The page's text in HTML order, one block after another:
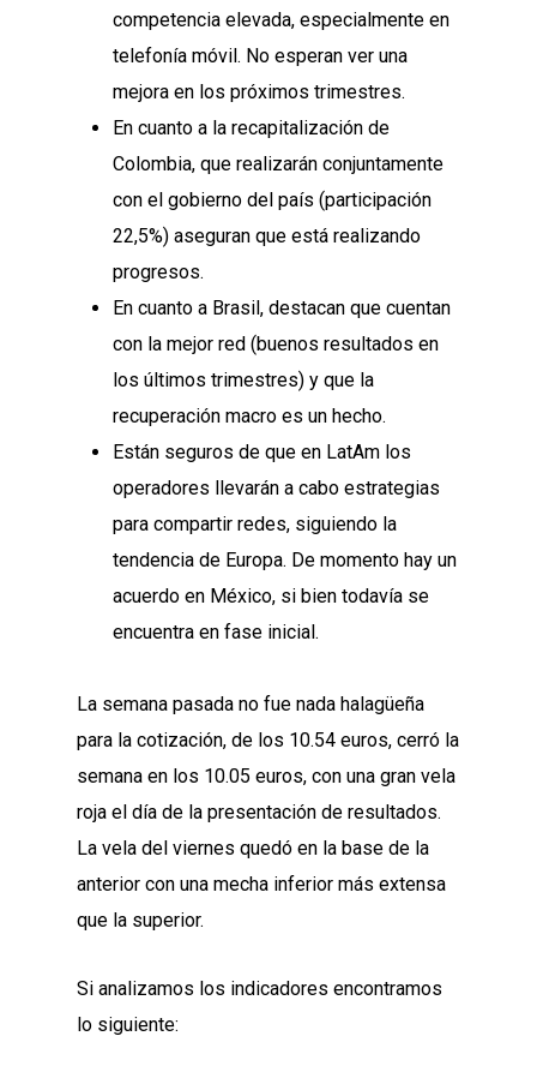
competencia elevada, especialmente en
telefonía móvil. No esperan ver una
mejora en los próximos trimestres.
En cuanto a la recapitalización de
Colombia, que realizarán conjuntamente
con el gobierno del país (participación
22,5%) aseguran que está realizando
progresos.
En cuanto a Brasil, destacan que cuentan
con la mejor red (buenos resultados en
los últimos trimestres) y que la
recuperación macro es un hecho.
Están seguros de que en LatAm los
operadores llevarán a cabo estrategias
para compartir redes, siguiendo la
tendencia de Europa. De momento hay un
acuerdo en México, si bien todavía se
encuentra en fase inicial.
La semana pasada no fue nada halagüeña
para la cotización, de los 10.54 euros, cerró la
semana en los 10.05 euros, con una gran vela
roja el día de la presentación de resultados.
La vela del viernes quedó en la base de la
anterior con una mecha inferior más extensa
que la superior.
Si analizamos los indicadores encontramos
lo siguiente: